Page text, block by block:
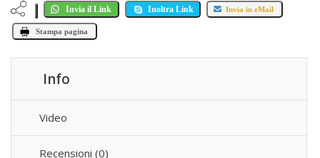
Invia il Link Inoltra Link Invia in eMail
Stampa pagina
Info
Video
Recensioni (0)